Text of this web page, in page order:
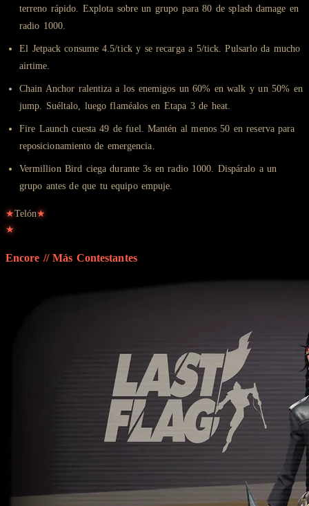
terreno rápido. Explota sobre un grupo para 80 de splash damage en
radio 1000.
El Jetpack consume 4.5/tick y se recarga a 5/tick. Pulsarlo da mucho
airtime.
Chain Anchor ralentiza a los enemigos un 60% en walk y un 50% en
jump. Suéltalo, luego flaméalos en Etapa 3 de heat.
Fire Launch cuesta 49 de fuel. Mantén al menos 50 en reserva para
reposicionamiento de emergencia.
Vermillion Bird ciega durante 3s en radio 1000. Dispáralo a un
grupo antes de que tu equipo empuje.
★Telón★
★
Encore // Más Contestantes